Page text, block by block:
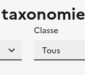
Classe